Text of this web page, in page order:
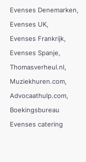
Evenses Denemarken
Evenses UK
Evenses Frankrijk
Evenses Spanje
Thomasverheul.nl
Muziekhuren.com
Advocaathulp.com
Boekingsbureau
Evenses catering